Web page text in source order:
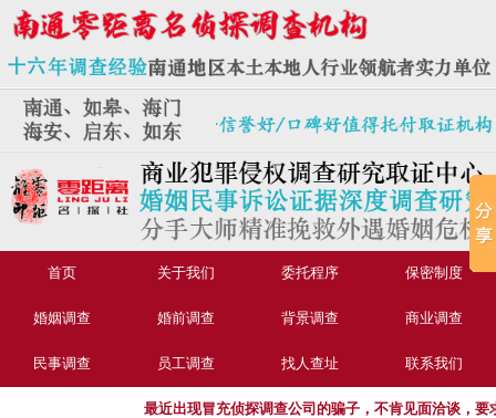
首页 关于我们 委托程序 保密制度
婚姻调查 婚前调查 背景调查 商业调查
民事调查 员工调查 找人查址 联系我们
最近出现冒充侦探调查公司的骗子，不肯见面洽谈，要求